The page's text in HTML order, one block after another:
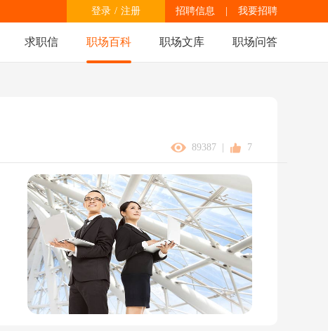
招聘信息 我要招聘
登录 / 注册
求职信 职场百科 职场文库 职场问答
89387 7